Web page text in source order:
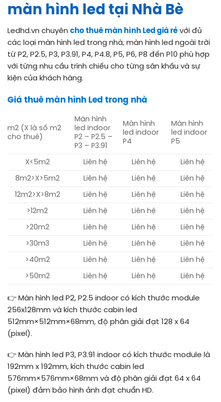
màn hình led tại Nhà Bè
Ledhd.vn chuyên cho thuê màn hình Led giá rẻ với đủ
các loại màn hình led trong nhà, màn hình led ngoài trời
từ P2, P2.5, P3, P3.91, P4, P4.8, P5, P6, P8 đến P10 phù hợp
với từng nhu cầu trình chiếu cho từng sân khấu và sự
kiện của khách hàng.
Giá thuê màn hình Led trong nhà
m2 (X là số m2
cho thuê)
Màn hình
led indoor
P2 – P2.5 –
P3 – P3.91
Màn hình
led indoor
P4
Màn hình
led indoor
P5
X<5m2 Liên hệ Liên hệ Liên hệ
8m2>X>5m2 Liên hệ Liên hệ Liên hệ
12m2>X>8m2 Liên hệ Liên hệ Liên hệ
>12m2 Liên hệ Liên hệ Liên hệ
>20m2 Liên hệ Liên hệ Liên hệ
>30m3 Liên hệ Liên hệ Liên hệ
>40m2 Liên hệ Liên hệ Liên hệ
>50m2 Liên hệ Liên hệ Liên hệ
👉 Màn hình led P2, P2.5 indoor có kích thước module
256x128mm và kích thước cabin led
512mm×512mm×68mm, độ phân giải đạt 128 x 64
(pixel).
👉 Màn hình led P3, P3.91 indoor có kích thước module là
192mm x 192mm, kích thước cabin led
576mm×576mm×68mm và độ phân giải đạt 64 x 64
(pixel) đảm bảo hình ảnh đạt chuẩn HD.